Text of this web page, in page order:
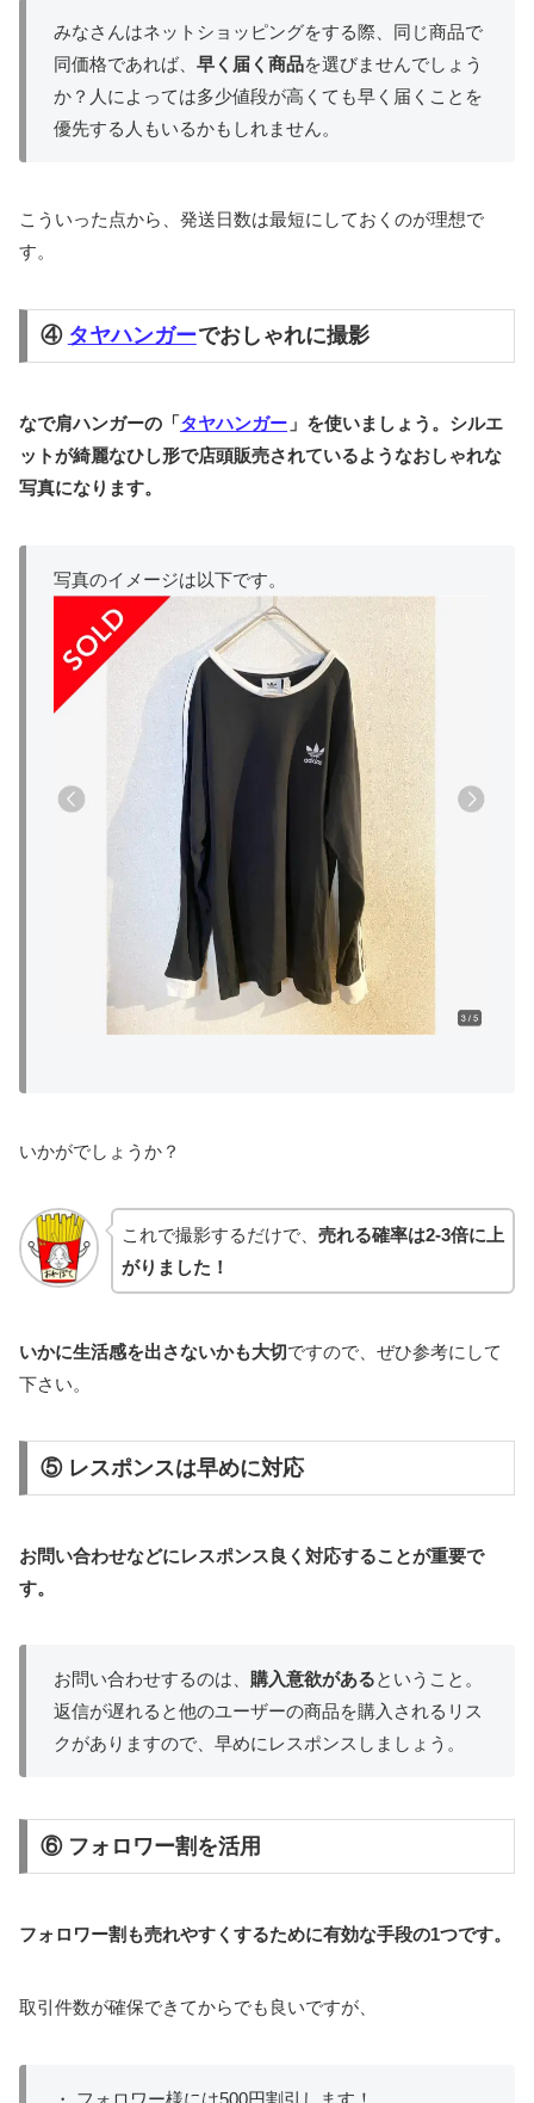
みなさんはネットショッピングをする際、同じ商品で
同価格であれば、 早く届く商品を選びませんでしょう
か？人によっては多少値段が高くても早く届くことを
優先する人もいるかもしれません。
こういった点から、発送日数は最短にしておくのが理想で
す。
④ タヤハンガーでおしゃれに撮影
なで肩ハンガーの「 タヤハンガー 」を使いましょう。 シルエ
ットが綺麗なひし形で店頭販売されているようなおしゃれな
写真になります。
写真のイメージは以下です。
いかがでしょうか？
これで撮影するだけで、 売れる確率は2-3倍に上
がりました！
いかに生活感を出さないかも大切ですので、ぜひ参考にして
下さい。
⑤ レスポンスは早めに対応
お問い合わせなどにレスポンス良く対応することが重要で
す。
お問い合わせするのは、 購入意欲があるということ。
返信が遅れると他のユーザーの商品を購入されるリス
クがありますので、早めにレスポンスしましょう。
⑥ フォロワー割 を活用
フォロワー割も売れやすくするために有効な手段の1つです。
取引件数が確保できてからでも良いですが、
・ フォロワー様には500円割引します！